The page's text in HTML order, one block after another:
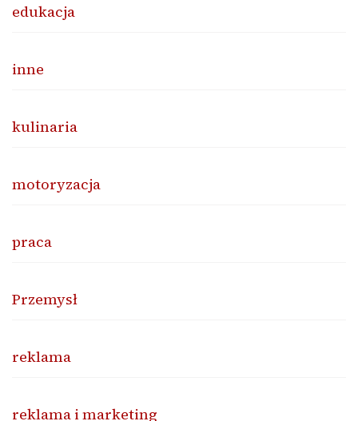
edukacja
inne
kulinaria
motoryzacja
praca
Przemysł
reklama
reklama i marketing